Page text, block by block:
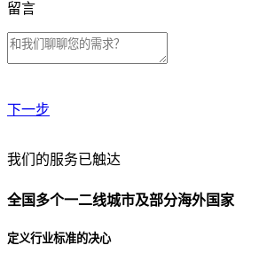
留言
下一步
贵公司预算范围是？
贵公司的团队规模是？
我们的服务已触达
全国多个一二线城市及部分海外国家
定义行业标准的决心